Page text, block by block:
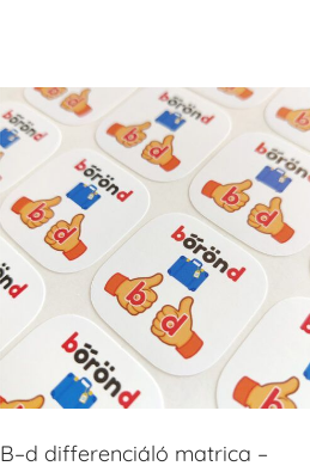
B–d differenciáló matrica –